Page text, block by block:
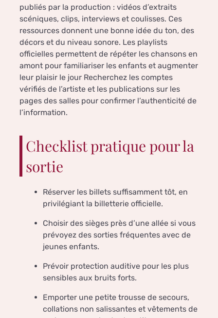
publiés par la production : vidéos d’extraits
scéniques, clips, interviews et coulisses. Ces
ressources donnent une bonne idée du ton, des
décors et du niveau sonore. Les playlists
officielles permettent de répéter les chansons en
amont pour familiariser les enfants et augmenter
leur plaisir le jour Recherchez les comptes
vérifiés de l’artiste et les publications sur les
pages des salles pour confirmer l’authenticité de
l’information.
Checklist pratique pour la
sortie
Réserver les billets suffisamment tôt, en
privilégiant la billetterie officielle.
Choisir des sièges près d’une allée si vous
prévoyez des sorties fréquentes avec de
jeunes enfants.
Prévoir protection auditive pour les plus
sensibles aux bruits forts.
Emporter une petite trousse de secours,
collations non salissantes et vêtements de